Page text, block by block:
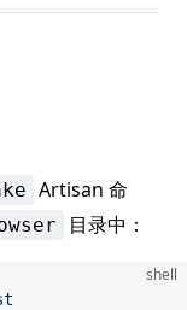
Artisan 命
目录中：
shell